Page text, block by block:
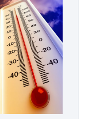
الأول، الذي يعتقد